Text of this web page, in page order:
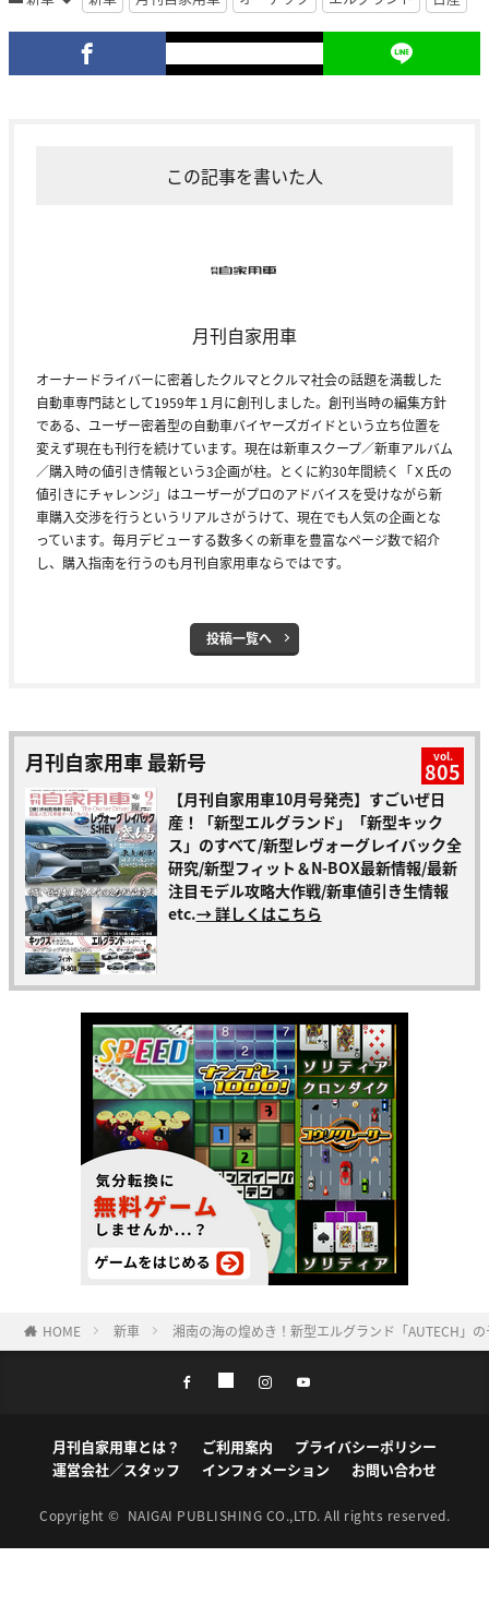
この記事を書いた人
月刊自家用車
オーナードライバーに密着したクルマとクルマ社会の話題を満載した
自動車専門誌として1959年１月に創刊しました。創刊当時の編集方針
である、ユーザー密着型の自動車バイヤーズガイドという立ち位置を
変えず現在も刊行を続けています。現在は新車スクープ／新車アルバム
／購入時の値引き情報という3企画が柱。とくに約30年間続く「Ｘ氏の
値引きにチャレンジ」はユーザーがプロのアドバイスを受けながら新
車購入交渉を行うというリアルさがうけて、現在でも人気の企画とな
っています。毎月デビューする数多くの新車を豊富なページ数で紹介
し、購入指南を行うのも月刊自家用車ならではです。
投稿一覧へ
月刊自家用車 最新号 vol.
805
【月刊自家用車10月号発売】すごいぜ日
産！「新型エルグランド」「新型キック
ス」のすべて/新型レヴォーグレイバック全
研究/新型フィット＆N-BOX最新情報/最新
注目モデル攻略大作戦/新車値引き生情報
etc.→ 詳しくはこちら
HOME 新車 湘南の海の煌めき！新型エルグランド「AUTECH」
月刊自家用車とは？ ご利用案内
プライバシーポリシー
運営会社／スタッフ
インフォメーション お問い合わせ
Copyright © NAIGAI PUBLISHING CO.,LTD. All rights reserved.